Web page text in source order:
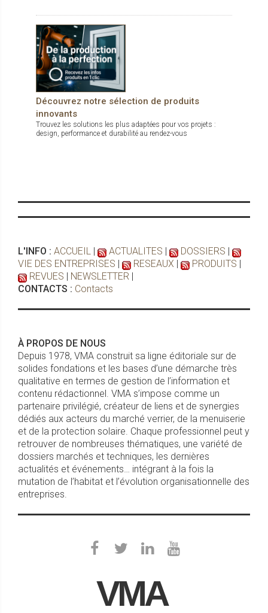
Découvrez notre sélection de produits
innovants
Trouvez les solutions les plus adaptées pour vos projets :
design, performance et durabilité au rendez-vous
L'INFO : ACCUEIL | ACTUALITES | DOSSIERS |
VIE DES ENTREPRISES | RESEAUX | PRODUITS |
REVUES | NEWSLETTER |
CONTACTS : Contacts
À PROPOS DE NOUS
Depuis 1978, VMA construit sa ligne éditoriale sur de
solides fondations et les bases d’une démarche très
qualitative en termes de gestion de l’information et
contenu rédactionnel. VMA s’impose comme un
partenaire privilégié, créateur de liens et de synergies
dédiés aux acteurs du marché verrier, de la menuiserie
et de la protection solaire. Chaque professionnel peut y
retrouver de nombreuses thématiques, une variété de
dossiers marchés et techniques, les dernières
actualités et événements… intégrant à la fois la
mutation de l’habitat et l’évolution organisationnelle des
entreprises.
VMA